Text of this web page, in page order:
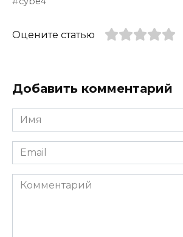
Оцените статью
Добавить комментарий
Имя
*
Email
*
Комментарий